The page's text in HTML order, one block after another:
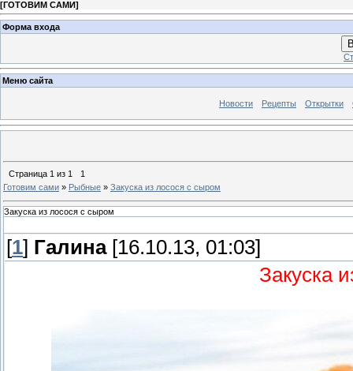
[ГОТОВИМ САМИ]
Форма входа
Меню сайта
Новости Рецепты Открытки
Страница 1 из 1
1
Готовим сами » Рыбные » Закуска из лосося с сыром
Закуска из лосося с сыром
[1] Галина[16.10.13, 01:03]
Закуска